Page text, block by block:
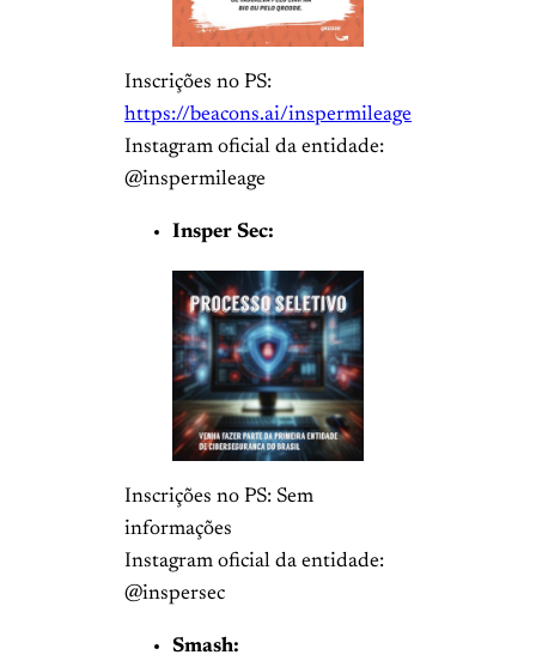
Inscrições no PS:
https://beacons.ai/inspermileage
Instagram oficial da entidade:
@inspermileage
Insper Sec:
Inscrições no PS: Sem
informações
Instagram oficial da entidade:
@inspersec
Smash: